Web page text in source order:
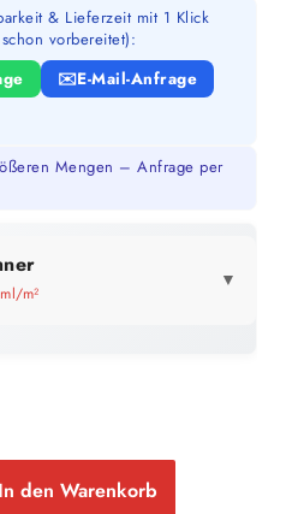
& Lieferzeit mit 1 Klick
vorbereitet):
E-Mail-Anfrage
Mengen – Anfrage per
m²
▼
1 Anstrich
ca.36 m²
2 Anstriche
In den Warenkorb